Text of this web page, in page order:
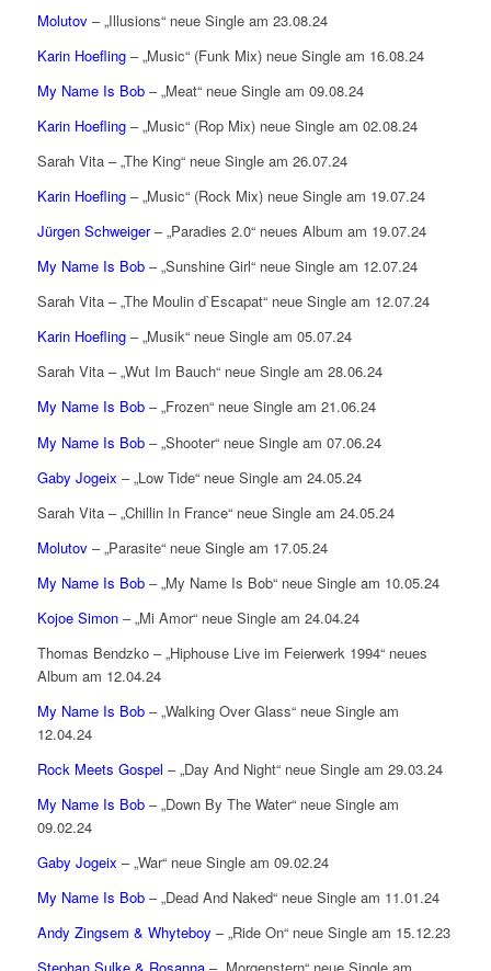
Molutov– „Illusions“ neue Single am 23.08.24
Karin Hoefling– „Music“ (Funk Mix) neue Single am 16.08.24
My Name Is Bob– „Meat“ neue Single am 09.08.24
Karin Hoefling– „Music“ (Rop Mix) neue Single am 02.08.24
Sarah Vita – „The King“ neue Single am 26.07.24
Karin Hoefling– „Music“ (Rock Mix) neue Single am 19.07.24
Jürgen Schweiger– „Paradies 2.0“ neues Album am 19.07.24
My Name Is Bob– „Sunshine Girl“ neue Single am 12.07.24
Sarah Vita – „The Moulin d`Escapat“ neue Single am 12.07.24
Karin Hoefling– „Musik“ neue Single am 05.07.24
Sarah Vita – „Wut Im Bauch“ neue Single am 28.06.24
My Name Is Bob– „Frozen“ neue Single am 21.06.24
My Name Is Bob– „Shooter“ neue Single am 07.06.24
Gaby Jogeix – „Low Tide“ neue Single am 24.05.24
Sarah Vita – „Chillin In France“ neue Single am 24.05.24
Molutov– „Parasite“ neue Single am 17.05.24
My Name Is Bob– „My Name Is Bob“ neue Single am 10.05.24
Kojoe Simon– „Mi Amor“ neue Single am 24.04.24
Thomas Bendzko – „Hiphouse Live im Feierwerk 1994“ neues
Album am 12.04.24
My Name Is Bob– „Walking Over Glass“ neue Single am
12.04.24
Rock Meets Gospel – „Day And Night“ neue Single am 29.03.24
My Name Is Bob– „Down By The Water“ neue Single am
09.02.24
Gaby Jogeix – „War“ neue Single am 09.02.24
My Name Is Bob– „Dead And Naked“ neue Single am 11.01.24
Andy Zingsem & Whyteboy – „Ride On“ neue Single am 15.12.23